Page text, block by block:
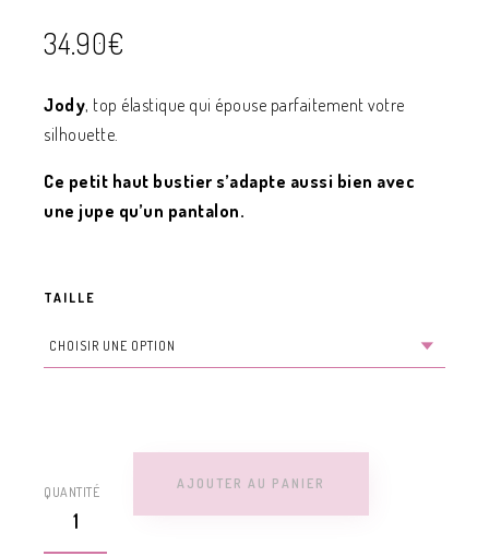
34.90€
Jody, top élastique qui épouse parfaitement votre
silhouette.
Ce petit haut bustier s’adapte aussi bien avec
une jupe qu’un pantalon.
TAILLE
QUANTITÉ
AJOUTER AU PANIER